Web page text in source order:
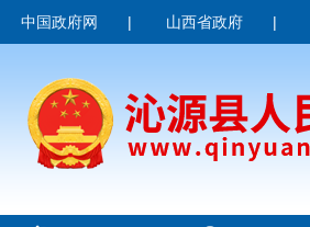
中国政府网 | 山西省政府 |